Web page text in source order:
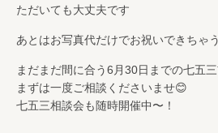
ただいても大丈夫です
あとはお写真代だけでお祝いできちゃ
まだまだ間に合う6月30日までの七五
まずは一度ご相談くださいませ😊
七五三相談会も随時開催中〜！